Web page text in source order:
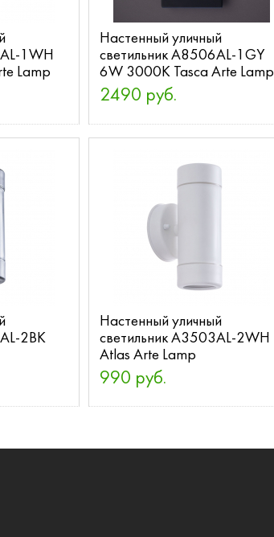
1WH
Lamp
Настенный уличный
светильник A8506AL-1GY
6W 3000K Tasca Arte Lamp
2490 руб.
2BK
Настенный уличный
светильник A3503AL-2WH
Atlas Arte Lamp
990 руб.